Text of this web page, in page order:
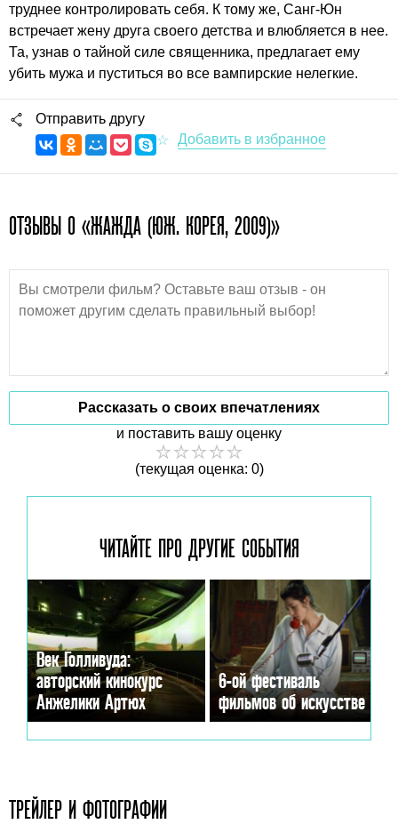
труднее контролировать себя. К тому же, Санг-Юн
встречает жену друга своего детства и влюбляется в нее.
Та, узнав о тайной силе священника, предлагает ему
убить мужа и пуститься во все вампирские нелегкие.
Отправить другу
ОТЗЫВЫ О «ЖАЖДА (ЮЖ. КОРЕЯ, 2009)»
Рассказать о своих впечатлениях
и поставить вашу оценку
(текущая оценка: 0)
ЧИТАЙТЕ ПРО ДРУГИЕ СОБЫТИЯ
Век Голливуда:
авторский кинокурс
Анжелики Артюх
6-ой фестиваль
фильмов об искусстве
ТРЕЙЛЕР И ФОТОГРАФИИ